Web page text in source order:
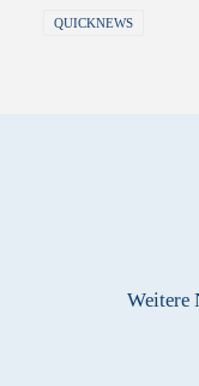
QUICKNEWS
Weitere